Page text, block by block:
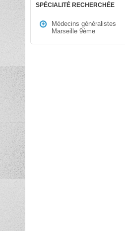
SPÉCIALITÉ RECHERCHÉE
Médecins généralistes
Marseille 9ème